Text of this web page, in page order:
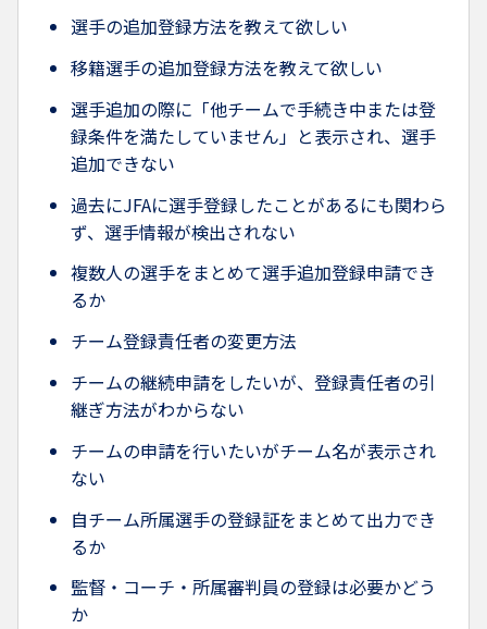
選手の追加登録方法を教えて欲しい
移籍選手の追加登録方法を教えて欲しい
選手追加の際に「他チームで手続き中または登
録条件を満たしていません」と表示され、選手
追加できない
過去にJFAに選手登録したことがあるにも関わら
ず、選手情報が検出されない
複数人の選手をまとめて選手追加登録申請でき
るか
チーム登録責任者の変更方法
チームの継続申請をしたいが、登録責任者の引
継ぎ方法がわからない
チームの申請を行いたいがチーム名が表示され
ない
自チーム所属選手の登録証をまとめて出力でき
るか
監督・コーチ・所属審判員の登録は必要かどう
か